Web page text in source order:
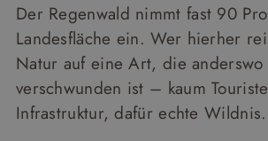
Der Regenwald nimmt fast 90
Landesfläche ein. Wer hierher
Natur auf eine Art, die anderswo
verschwunden ist – kaum
Infrastruktur, dafür echte Wildnis.